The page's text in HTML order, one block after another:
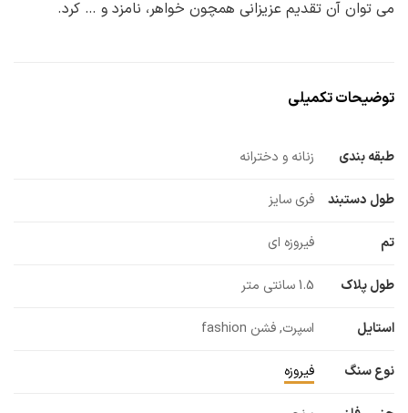
می توان آن تقدیم عزیزانی همچون خواهر، نامزد و … کرد.
توضیحات تکمیلی
طبقه بندی زنانه و دخترانه
طول دستبند فری سایز
تم فیروزه ای
طول پلاک 1.5 سانتی متر
استایل اسپرت, فشن fashion
نوع سنگ فیروزه